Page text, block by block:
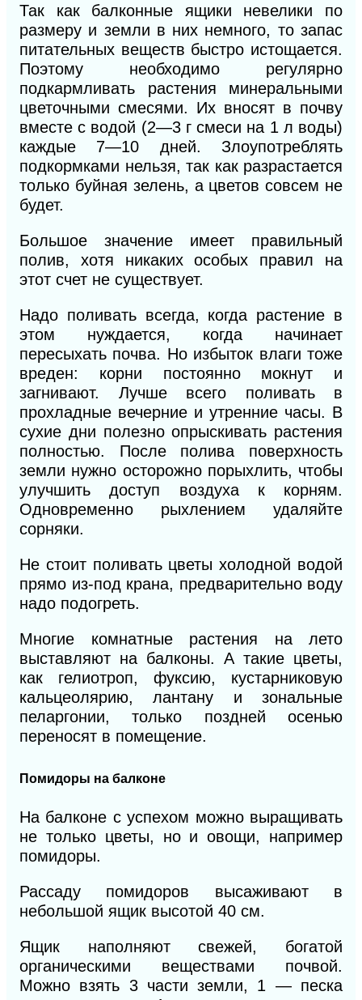
Так как балконные ящики невелики по
размеру и земли в них немного, то запас
питательных веществ быстро истощается.
Поэтому необходимо регулярно
подкармливать растения минеральными
цветочными смесями. Их вносят в почву
вместе с водой (2—3 г смеси на 1 л воды)
каждые 7—10 дней. Злоупотреблять
подкормками нельзя, так как разрастается
только буйная зелень, а цветов совсем не
будет.
Большое значение имеет правильный
полив, хотя никаких особых правил на
этот счет не существует.
Надо поливать всегда, когда растение в
этом нуждается, когда начинает
пересыхать почва. Но избыток влаги тоже
вреден: корни постоянно мокнут и
загнивают. Лучше всего поливать в
прохладные вечерние и утренние часы. В
сухие дни полезно опрыскивать растения
полностью. После полива поверхность
земли нужно осторожно порыхлить, чтобы
улучшить доступ воздуха к корням.
Одновременно рыхлением удаляйте
сорняки.
Не стоит поливать цветы холодной водой
прямо из-под крана, предварительно воду
надо подогреть.
Многие комнатные растения на лето
выставляют на балконы. А такие цветы,
как гелиотроп, фуксию, кустарниковую
кальцеолярию, лантану и зональные
пеларгонии, только поздней осенью
переносят в помещение.
Помидоры на балконе
На балконе с успехом можно выращивать
не только цветы, но и овощи, например
помидоры.
Рассаду помидоров высаживают в
небольшой ящик высотой 40 см.
Ящик наполняют свежей, богатой
органическими веществами почвой.
Можно взять 3 части земли, 1 — песка